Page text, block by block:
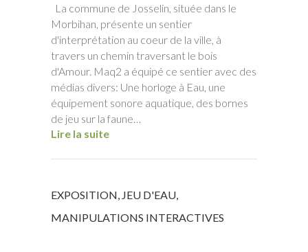
La commune de Josselin, située dans le
Morbihan, présente un sentier
d'interprétation au coeur de la ville, à
travers un chemin traversant le bois
d'Amour. Maq2 a équipé ce sentier avec des
médias divers: Une horloge à Eau, une
équipement sonore aquatique, des bornes
de jeu sur la faune…
Lire la suite
EXPOSITION, JEU D'EAU,
MANIPULATIONS INTERACTIVES